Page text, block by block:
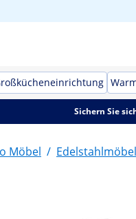
Sichern Sie
Möbel / Edelstahlmöbel